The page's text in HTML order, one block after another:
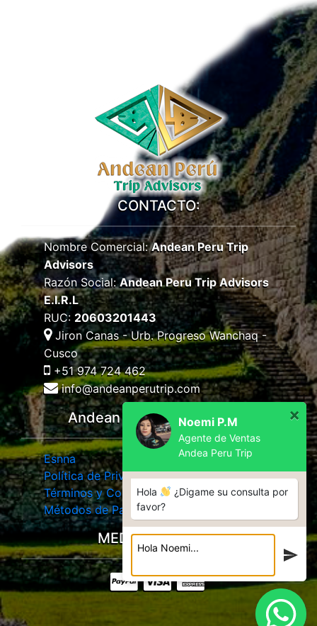
CONTACTO:
Nombre Comercial:Andean Peru Trip
Advisors
Razón Social:Andean Peru Trip Advisors
E.I.R.L
RUC: 20603201443
Jiron Canas - Urb. Progreso Wanchaq -
Cusco
+51 974 724 462
info@andeanperutrip.com
Andean Peru Trip Advisors
Esnna
Política de Privacidad
Términos y Condiciones
Métodos de Pago
MEDIOS DE PAGO:
Noemi P.M
Agente de Ventas
Andea Peru Trip
×
Hola
¿Digame su consulta por
favor?